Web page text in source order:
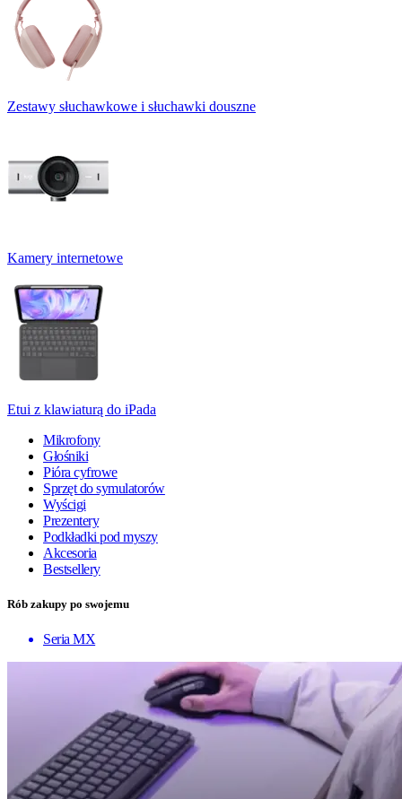
Zestawy słuchawkowe i słuchawki douszne
Kamery internetowe
Etui z klawiaturą do iPada
Mikrofony
Głośniki
Pióra cyfrowe
Sprzęt do symulatorów
Wyścigi
Prezentery
Podkładki pod myszy
Akcesoria
Bestsellery
Rób zakupy po swojemu
Seria MX